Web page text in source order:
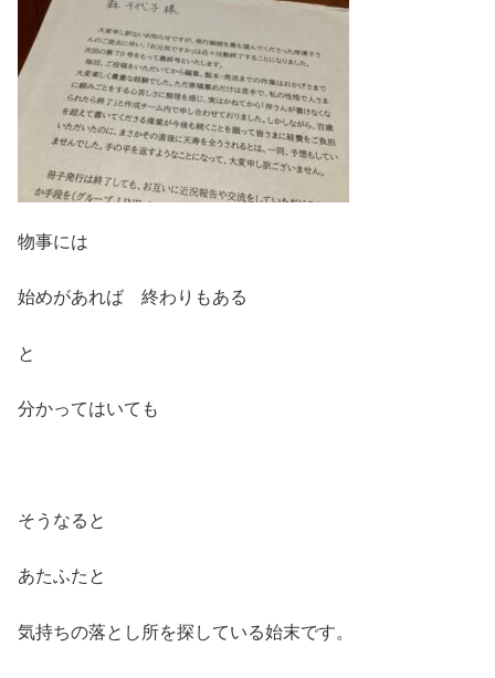
物事には
始めがあれば 終わりもある
と
分かってはいても
そうなると
あたふたと
気持ちの落とし所を探している始末です。